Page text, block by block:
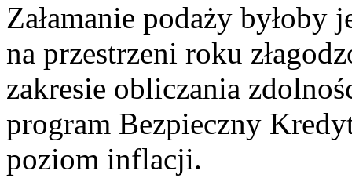
Załamanie podaży byłoby
na przestrzeni roku
zakresie obliczania
program Bezpieczny
poziom inflacji.